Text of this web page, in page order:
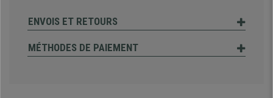
ENVOIS ET RETOURS
MÉTHODES DE PAIEMENT